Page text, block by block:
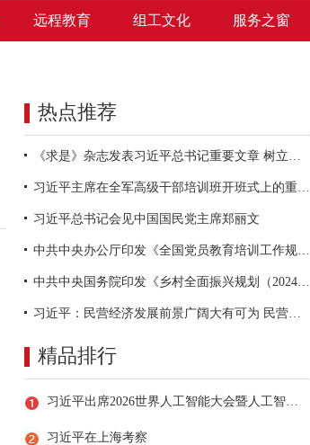
远程教育 组工文化 服务之窗
热点推荐
《求是》杂志发表习近平总书记重要文章 树立和践行正确政绩观
习近平主席在全军高级干部培训班开班式上的重要讲话引领全军开展思想整风、深化政治整训
习近平总书记会见中国国民党主席郑丽文
中共中央办公厅印发《全国党员教育培训工作规划（2024－2028年）》
中共中央国务院印发《乡村全面振兴规划（2024—2027年）》
习近平：民营经济发展前景广阔大有可为 民营企业和民营企业家大显身手正当其时
精品排行
习近平出席2026世界人工智能大会暨人工智能全球治理高级别会议开幕式并发表主旨讲话
习近平在上海考察